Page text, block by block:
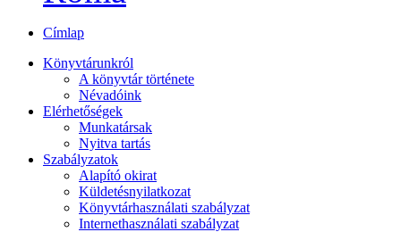
Címlap
Könyvtárunkról
A könyvtár története
Névadóink
Elérhetőségek
Munkatársak
Nyitva tartás
Szabályzatok
Alapító okirat
Küldetésnyilatkozat
Könyvtárhasználati szabályzat
Internethasználati szabályzat